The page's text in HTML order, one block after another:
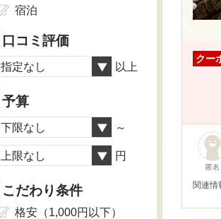
クー
匿名
関連情
宿泊
口コミ評価
指定なし 以上
予算
下限なし ～
上限なし 円
こだわり条件
格安（1,000円以下）